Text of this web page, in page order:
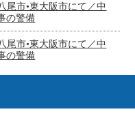
尾市•東大阪市にて／中
の警備
尾市•東大阪市にて／中
の警備